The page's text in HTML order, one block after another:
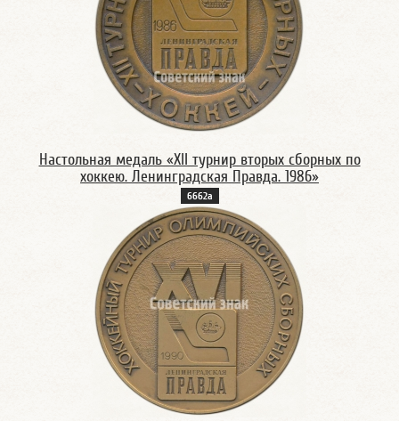
Настольная медаль «XII турнир вторых сборных по
хоккею. Ленинградская Правда. 1986»
6662а